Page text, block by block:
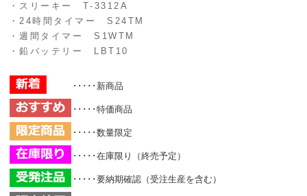
・スリーキー T-3312A
・24時間タイマー S24TM
・週間タイマー S1WTM
・鉛バッテリー LBT10
･････新商品
･････特価商品
･････数量限定
･････在庫限り（終売予定）
･････要納期確認（受注生産を含む）